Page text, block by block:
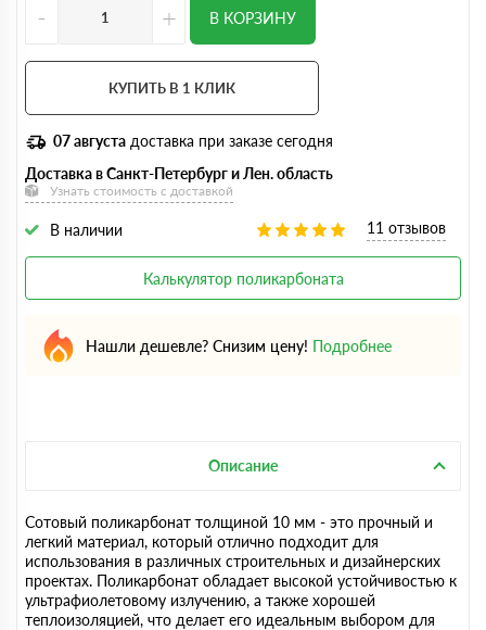
- + В КОРЗИНУ
КУПИТЬ В 1 КЛИК
07 августа доставка при заказе сегодня
Доставка в Санкт-Петербург и Лен. область
Узнать стоимость с доставкой
В наличии 11 отзывов
Калькулятор поликарбоната
Нашли дешевле? Снизим цену! Подробнее
Описание
Сотовый поликарбонат толщиной 10 мм - это прочный и
легкий материал, который отлично подходит для
использования в различных строительных и дизайнерских
проектах. Поликарбонат обладает высокой устойчивостью к
ультрафиолетовому излучению, а также хорошей
теплоизоляцией, что делает его идеальным выбором для